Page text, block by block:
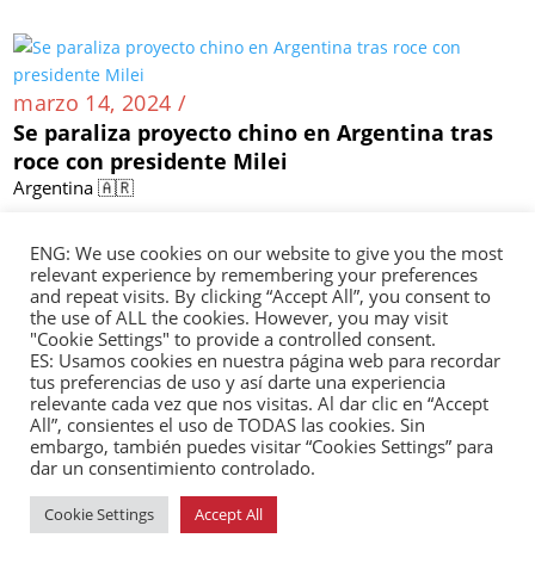
marzo 14, 2024 /
Se paraliza proyecto chino en Argentina tras
roce con presidente Milei
Argentina 🇦🇷
marzo 14, 2024 /
China desarrollará parques solares chinos en
Cuba, pero persisten dudas sobre su eficacia
Cuba 🇨🇺
marzo 13, 2024 /
China no coopera con Ecuador para investigar
ENG: We use cookies on our website to give you the most
relevant experience by remembering your preferences
and repeat visits. By clicking “Accept All”, you consent to
the use of ALL the cookies. However, you may visit
"Cookie Settings" to provide a controlled consent.
ES: Usamos cookies en nuestra página web para recordar
tus preferencias de uso y así darte una experiencia
relevante cada vez que nos visitas. Al dar clic en “Accept
All”, consientes el uso de TODAS las cookies. Sin
embargo, también puedes visitar “Cookies Settings” para
dar un consentimiento controlado.
Cookie Settings Accept All